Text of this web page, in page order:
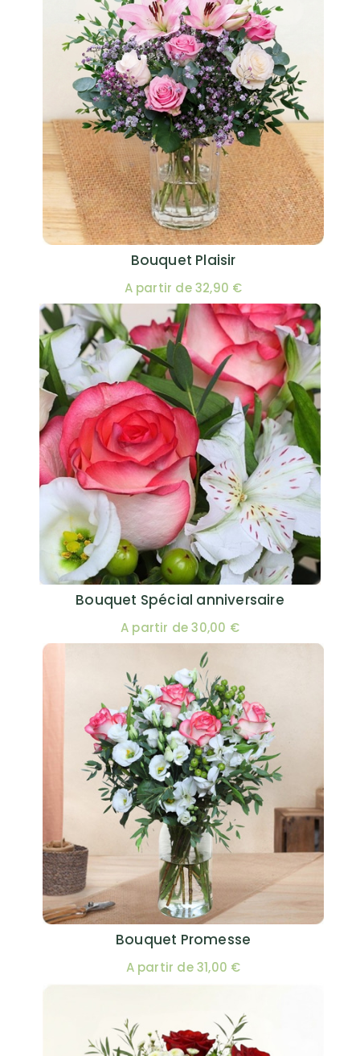
Bouquet Plaisir
A partir de 32,90 €
Bouquet Spécial anniversaire
A partir de 30,00 €
Bouquet Promesse
A partir de 31,00 €